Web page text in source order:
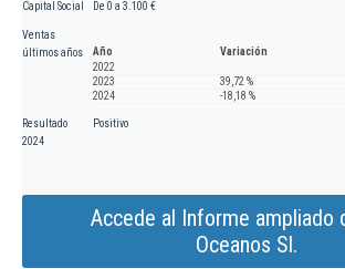
Capital Social De 0 a 3.100 €
Ventas
últimos años
Año
Variación
2022
2023
39,72 %
2024
-18,18 %
Resultado
2024
Positivo
Accede al Informe ampliado
Oceanos Sl.